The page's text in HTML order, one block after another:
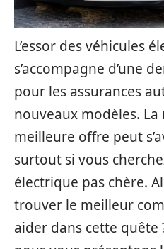
L’essor des véhicules
s’accompagne d’une
pour les assurances
nouveaux modèles. La
meilleure offre peut
surtout si vous
électrique pas chère.
trouver le meilleur
aider dans cette quête